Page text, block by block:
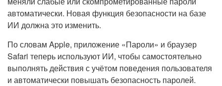
автоматически. Новая функция безопасности на базе
ИИ должна это изменить.
По словам Apple, приложение «Пароли» и браузер
Safari теперь используют ИИ, чтобы самостоятельно
выполнять действия с учётом поведения пользователя
и автоматически повышать безопасность паролей.